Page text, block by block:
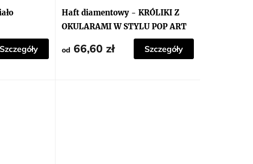
Szczegóły
Haft diamentowy - KRÓLIKI Z
OKULARAMI W STYLU POP ART
od 66,60 zł Szczegóły